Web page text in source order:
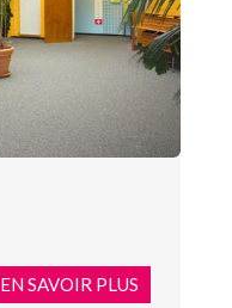
EN SAVOIR PLUS